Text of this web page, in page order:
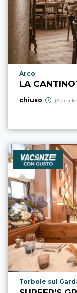
Località punto di
Arco
LA
chiuso (Apre alle
Località punto di
Torbole sul